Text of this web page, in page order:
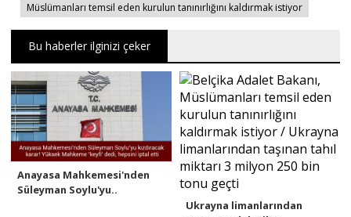
Müslümanları temsil eden kurulun tanınırlığını kaldırmak istiyor
Bu haberler ilginizi çeker
Anayasa Mahkemesi'nden
Süleyman Soylu'yu..
Ukrayna limanlarından